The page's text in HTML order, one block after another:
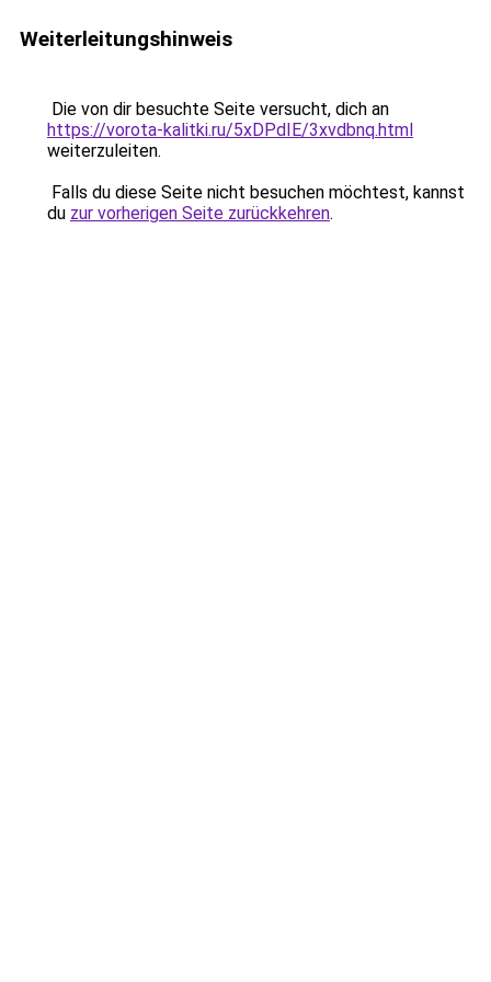
Weiterleitungshinweis
Die von dir besuchte Seite versucht, dich an
https://vorota-kalitki.ru/5xDPdIE/3xvdbnq.html
weiterzuleiten.
Falls du diese Seite nicht besuchen möchtest, kannst
du zur vorherigen Seite zurückkehren.